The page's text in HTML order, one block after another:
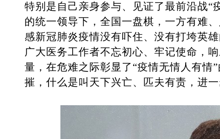
特别是自己亲身参与、见证了最前沿战
的统一领导下，全国一盘棋，一方有难
感新冠肺炎疫情没有吓住、没有打垮英
广大医务工作者不忘初心、牢记使命，
量 ，在危难之际彰显了 “疫情无情人有情
摧，什么是叫天下兴亡、匹夫有责 ，进